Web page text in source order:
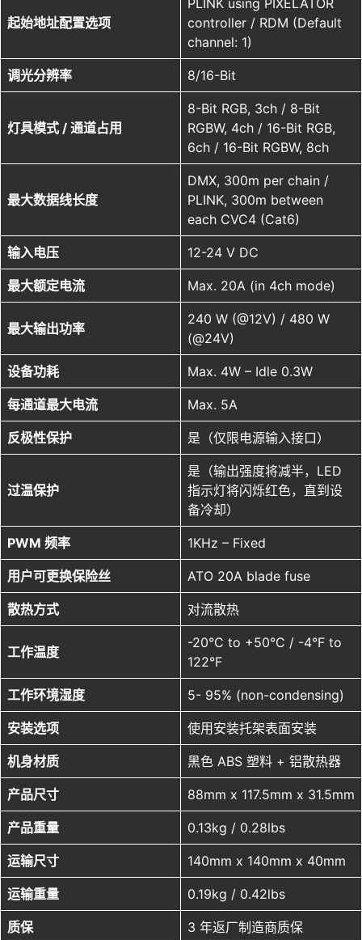
起始地址配置选项
controller / RDM (Default
channel: 1)
调光分辨率 8/16-Bit
灯具模式 / 通道占用
8-Bit RGB, 3ch / 8-Bit
RGBW, 4ch / 16-Bit RGB,
6ch / 16-Bit RGBW, 8ch
最大数据线长度
DMX, 300m per chain /
PLINK, 300m between
each CVC4 (Cat6)
输入电压 12-24 V DC
最大额定电流 Max. 20A (in 4ch mode)
最大输出功率
240 W (@12V) / 480 W
(@24V)
设备功耗 Max. 4W – Idle 0.3W
每通道最大电流 Max. 5A
反极性保护 是（仅限电源输入接口）
过温保护
是（输出强度将减半，LED
指示灯将闪烁红色，直到设
备冷却）
PWM 频率 1KHz – Fixed
用户可更换保险丝 ATO 20A blade fuse
散热方式 对流散热
工作温度
-20°C to +50°C / -4°F to
122°F
工作环境湿度 5- 95% (non-condensing)
安装选项 使用安装托架表面安装
机身材质 黑色 ABS 塑料 + 铝散热器
产品尺寸 88mm x 117.5mm x 31.5mm
产品重量 0.13kg / 0.28lbs
运输尺寸 140mm x 140mm x 40mm
运输重量 0.19kg / 0.42lbs
质保 3 年返厂制造商质保